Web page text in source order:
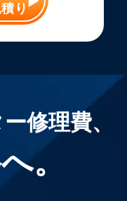
り
修理費、
。